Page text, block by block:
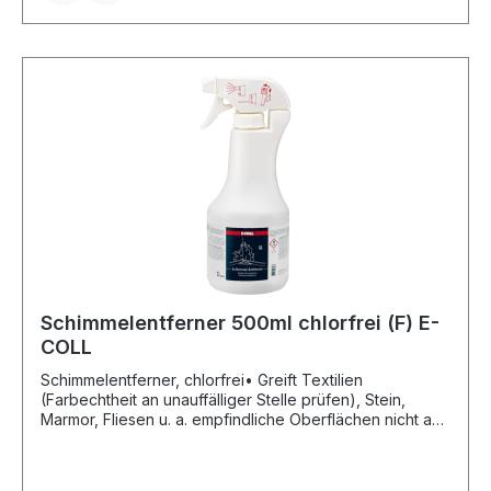
Schimmelentferner 500ml chlorfrei (F) E-
COLL
Schimmelentferner, chlorfrei• Greift Textilien
(Farbechtheit an unauffälliger Stelle prüfen), Stein,
Marmor, Fliesen u. a. empfindliche Oberflächen nicht an